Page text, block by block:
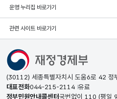
운영 누리집 바로가기
관련 사이트 바로가기
(30112) 세종특별자치시 도움6로 42 정
대표전화044-215-2114 유료
정부민원안내콜센터국번없이 110 (평일